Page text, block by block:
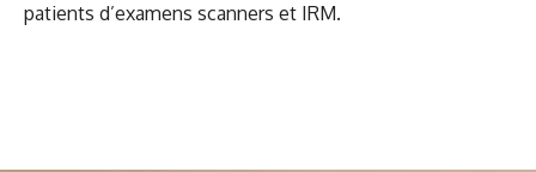
patients d’examens scanners et IRM.